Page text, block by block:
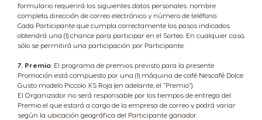
formulario requerirá los siguientes datos personales: nombre
completo, dirección de correo electrónico y número de teléfono.
Cada Participante que cumpla correctamente los pasos indicados
obtendrá una (1) chance para participar en el Sorteo. En cualquier caso,
sólo se permitirá una participación por Participante.
7. Premio: El programa de premios previsto para la presente
Promoción está compuesto por una (1) máquina de café Nescafé Dolce
Gusto modelo Piccolo XS Roja (en adelante, el “Premio”).
El Organizador no será responsable por los tiempos de entrega del
Premio el que estará a cargo de la empresa de correo y podrá variar
según la ubicación geográfica del Participante ganador.